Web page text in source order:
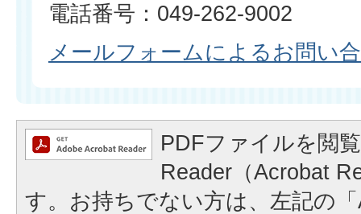
電話番号：049-262-9002
メールフォームによるお問い
PDFファイルを閲
Reader（Acrobat
す。お持ちでない方は、左記の